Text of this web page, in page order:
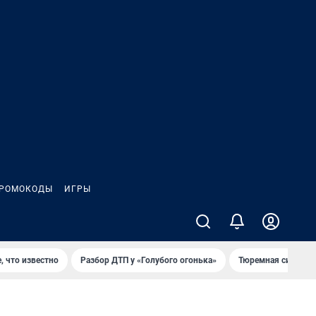
ИГРЫ
что известно Разбор ДТП у «Голубого огонька» Тюремная